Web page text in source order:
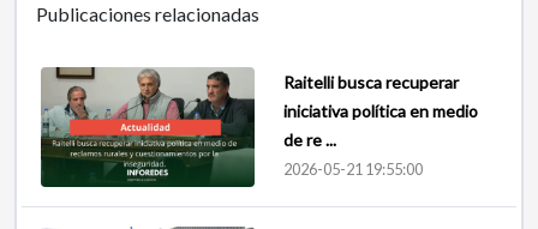
Publicaciones relacionadas
Raitelli busca recuperar
iniciativa política en medio
de re ...
2026-05-21 19:55:00